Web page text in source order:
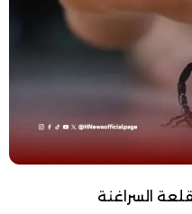
السراغنة